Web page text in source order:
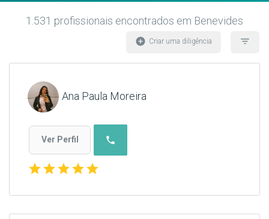
1.531 profissionais encontrados em Benevides
filter_list
add_circle Criar uma diligência
Ana Paula Moreira
Ver Perfil phone
starstarstarstarstar